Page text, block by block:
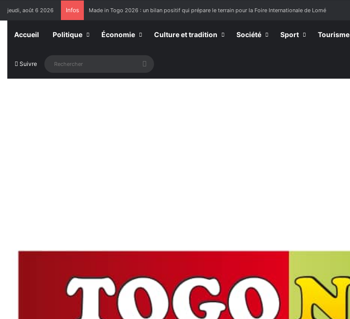
jeudi, août 6 2026 Infos Made in Togo 2026 : un bilan positif qui prépare le terrain pour la Foire Internationale de Lomé
Accueil Politique Économie Culture et tradition Société Sport Tourisme
Suivre Rechercher